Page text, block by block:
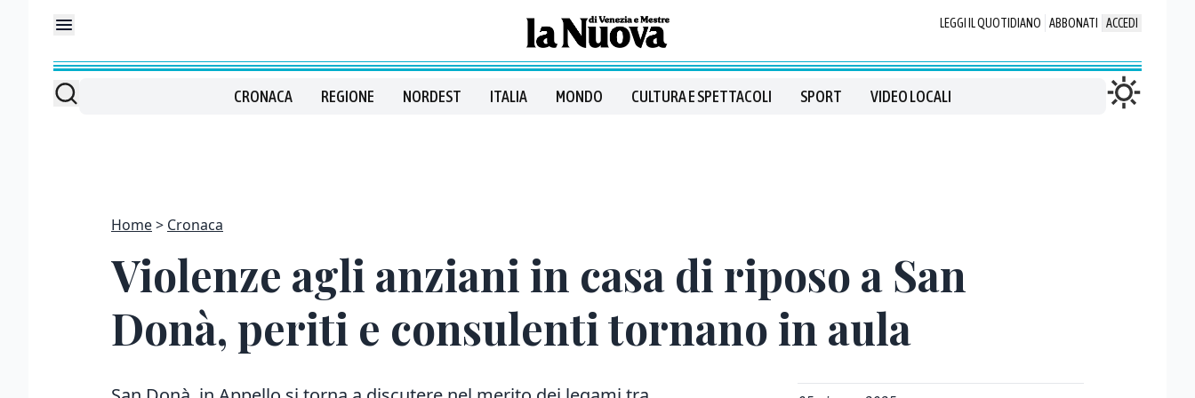
LEGGI IL QUOTIDIANO ABBONATI ACCEDI
CRONACA REGIONE NORDEST ITALIA MONDO CULTURA E SPETTACOLI SPORT VIDEO LOCALI
Home Cronaca
Violenze agli anziani in casa di riposo a San
Donà, periti e consulenti tornano in aula